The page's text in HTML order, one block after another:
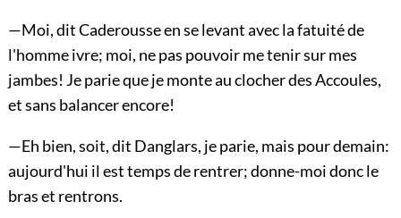
—Moi, dit Caderousse en se levant avec la fatuité de
l'homme ivre; moi, ne pas pouvoir me tenir sur mes
jambes! Je parie que je monte au clocher des Accoules,
et sans balancer encore!
—Eh bien, soit, dit Danglars, je parie, mais pour demain:
aujourd'hui il est temps de rentrer; donne-moi donc le
bras et rentrons.